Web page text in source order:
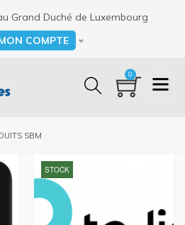
Grand Duché de Luxembourg
your language
COMPTE
0
SBM
STOCK